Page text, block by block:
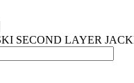
SECOND LAYER